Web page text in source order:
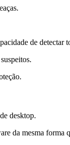
de detectar
desktop.
da mesma forma